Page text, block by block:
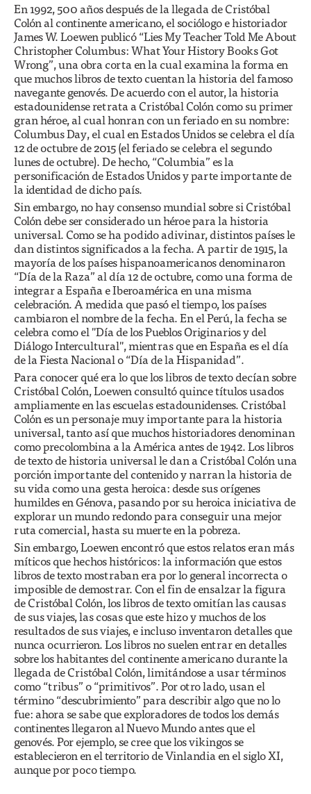
En 1992, 500 años después de la llegada de Cristóbal
Colón al continente americano, el sociólogo e historiador
James W. Loewen publicó “Lies My Teacher Told Me About
Christopher Columbus: What Your History Books Got
Wrong”, una obra corta en la cual examina la forma en
que muchos libros de texto cuentan la historia del famoso
navegante genovés. De acuerdo con el autor, la historia
estadounidense retrata a Cristóbal Colón como su primer
gran héroe, al cual honran con un feriado en su nombre:
Columbus Day, el cual en Estados Unidos se celebra el día
12 de octubre de 2015 (el feriado se celebra el segundo
lunes de octubre). De hecho, “Columbia” es la
personificación de Estados Unidos y parte importante de
la identidad de dicho país.
Sin embargo, no hay consenso mundial sobre si Cristóbal
Colón debe ser considerado un héroe para la historia
universal. Como se ha podido adivinar, distintos países le
dan distintos significados a la fecha. A partir de 1915, la
mayoría de los países hispanoamericanos denominaron
“Día de la Raza” al día 12 de octubre, como una forma de
integrar a España e Iberoamérica en una misma
celebración. A medida que pasó el tiempo, los países
cambiaron el nombre de la fecha. En el Perú, la fecha se
celebra como el "Día de los Pueblos Originarios y del
Diálogo Intercultural", mientras que en España es el día
de la Fiesta Nacional o “Día de la Hispanidad”.
Para conocer qué era lo que los libros de texto decían sobre
Cristóbal Colón, Loewen consultó quince títulos usados
ampliamente en las escuelas estadounidenses. Cristóbal
Colón es un personaje muy importante para la historia
universal, tanto así que muchos historiadores denominan
como precolombina a la América antes de 1942. Los libros
de texto de historia universal le dan a Cristóbal Colón una
porción importante del contenido y narran la historia de
su vida como una gesta heroica: desde sus orígenes
humildes en Génova, pasando por su heroica iniciativa de
explorar un mundo redondo para conseguir una mejor
ruta comercial, hasta su muerte en la pobreza.
Sin embargo, Loewen encontró que estos relatos eran más
míticos que hechos históricos: la información que estos
libros de texto mostraban era por lo general incorrecta o
imposible de demostrar. Con el fin de ensalzar la figura
de Cristóbal Colón, los libros de texto omitían las causas
de sus viajes, las cosas que este hizo y muchos de los
resultados de sus viajes, e incluso inventaron detalles que
nunca ocurrieron. Los libros no suelen entrar en detalles
sobre los habitantes del continente americano durante la
llegada de Cristóbal Colón, limitándose a usar términos
como “tribus” o “primitivos”. Por otro lado, usan el
término “descubrimiento” para describir algo que no lo
fue: ahora se sabe que exploradores de todos los demás
continentes llegaron al Nuevo Mundo antes que el
genovés. Por ejemplo, se cree que los vikingos se
establecieron en el territorio de Vinlandia en el siglo XI,
aunque por poco tiempo.